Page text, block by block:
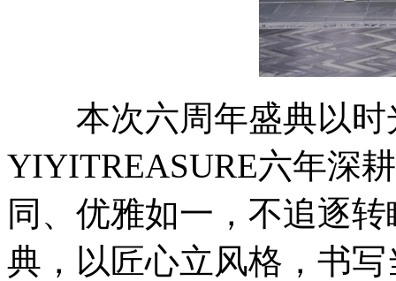
本次六周年盛典以时
YIYITREASURE六年深
同、优雅如一，不追逐
典，以匠心立风格，书